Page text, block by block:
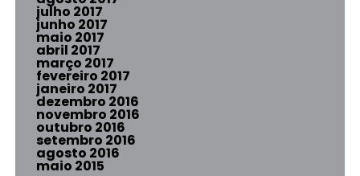
julho 2017
junho 2017
maio 2017
abril 2017
março 2017
fevereiro 2017
janeiro 2017
dezembro 2016
novembro 2016
outubro 2016
setembro 2016
agosto 2016
maio 2015